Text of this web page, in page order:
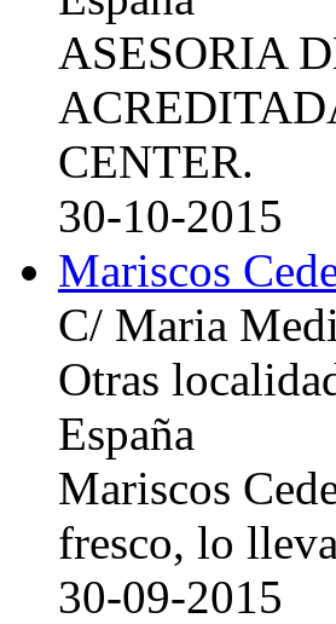
ASESORIA
CENTER.
30-10-2015
Mariscos
C/ Maria
Otras
España
Mariscos
fresco, lo
30-09-2015